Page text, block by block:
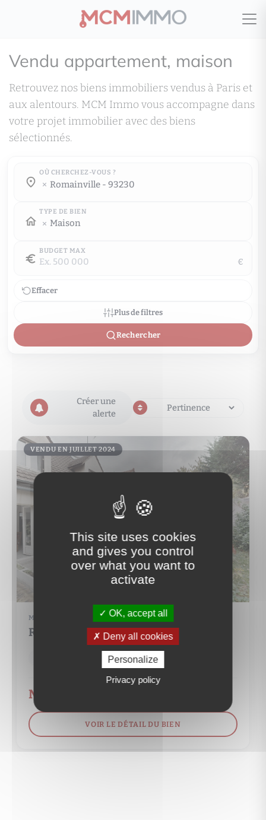
Vendu appartement, maison
Retrouvez nos biens immobiliers vendus à Paris et
aux alentours. MCM Immo vous accompagne dans
votre projet immobilier avec des biens
sélectionnés.
OÙ CHERCHEZ-VOUS ?
Où cherchez-vous ?
romainville - 93230
Où cherchez-vous ?
TYPE DE BIEN
Maison
BUDGET MAX
€
Effacer
Plus de filtres
Rechercher
Créer une
alerte
VENDU EN JUILLET 2024
MAISON
ROMAINVILLE (93230)
4 chambre(s)
Nous consulter
VOIR LE DÉTAIL DU BIEN
This site uses cookies
and gives you control
over what you want to
activate
OK, accept all
Deny all cookies
Personalize
Privacy policy